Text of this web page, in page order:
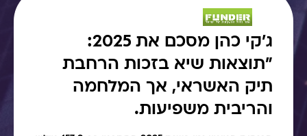
ג׳קי כהן מסכם את 2025:
"תוצאות שיא בזכות הרחבת
תיק האשראי, אך המלחמה
והריבית משפיעות.